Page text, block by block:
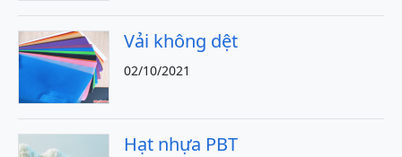
Vải không dệt
02/10/2021
Hạt nhựa PBT